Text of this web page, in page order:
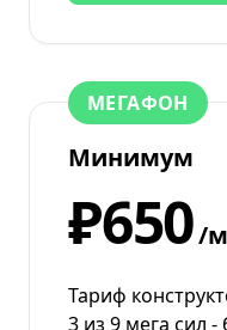
МЕГАФОН
Минимум
₽650/
Тариф
3 из 9 мега сил